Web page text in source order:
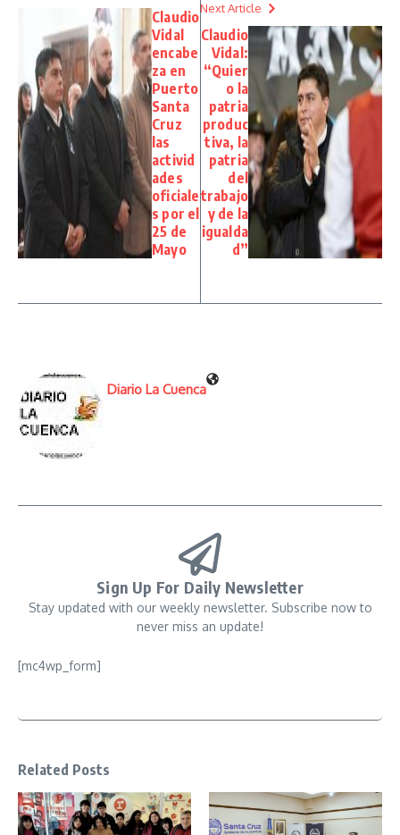
Claudio
Vidal
encabe
za en
Puerto
Santa
Cruz
las
activid
ades
oficiale
s por el
25 de
Mayo
Next Article
Claudio
Vidal:
“Quier
o la
patria
produc
tiva, la
patria
del
trabajo
y de la
igualda
d”
Diario La Cuenca
Sign Up For Daily Newsletter
Stay updated with our weekly newsletter. Subscribe now to
never miss an update!
[mc4wp_form]
Related Posts